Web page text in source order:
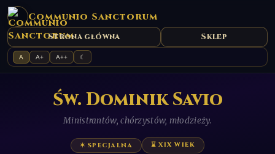
Communio Sanctorum
Strona główna Sklep
A A+ A++ ☾
Św. Dominik Savio
Ministrantów, chórzystów, młodzieży.
✶ SPECJALNA ⌛ XIX WIEK